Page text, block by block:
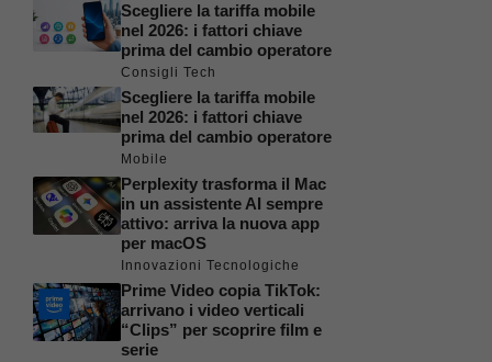
Scegliere la tariffa mobile
nel 2026: i fattori chiave
prima del cambio operatore
Consigli Tech
Scegliere la tariffa mobile
nel 2026: i fattori chiave
prima del cambio operatore
Mobile
Perplexity trasforma il Mac
in un assistente AI sempre
attivo: arriva la nuova app
per macOS
Innovazioni Tecnologiche
Prime Video copia TikTok:
arrivano i video verticali
“Clips” per scoprire film e
serie